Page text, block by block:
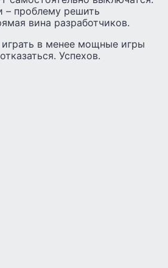
– проблему решить
вина разработчиков.
в менее мощные игры
Успехов.